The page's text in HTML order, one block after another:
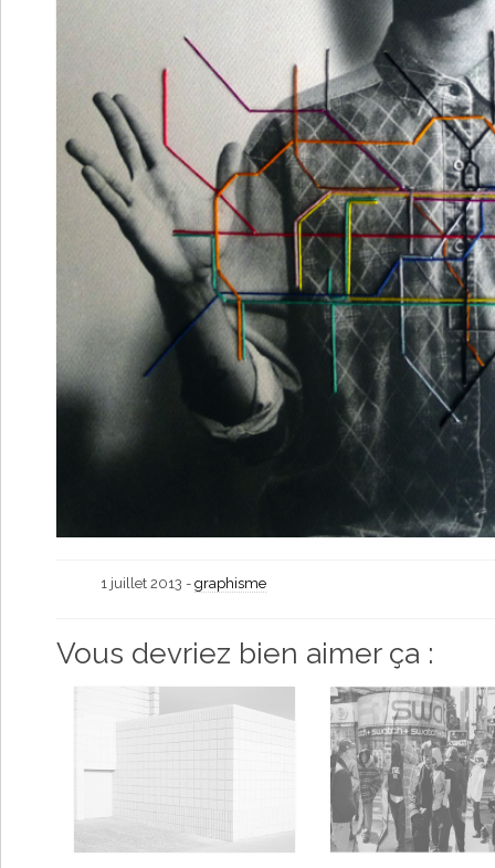
1 juillet 2013 - graphisme
Vous devriez bien aimer ça :